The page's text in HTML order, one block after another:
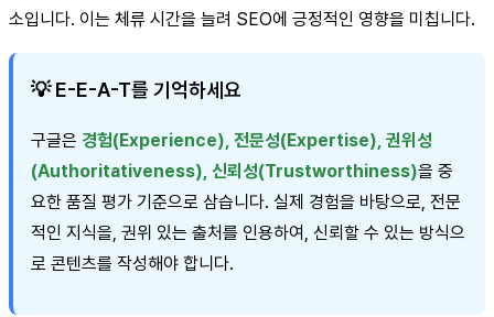
소입니다. 이는 체류 시간을 늘려 SEO에 긍정적인 영향을 미칩니다.
💡 E-E-A-T를 기억하세요
구글은 경험(Experience), 전문성(Expertise), 권위성
(Authoritativeness), 신뢰성(Trustworthiness)을 중
요한 품질 평가 기준으로 삼습니다. 실제 경험을 바탕으로, 전문
적인 지식을, 권위 있는 출처를 인용하여, 신뢰할 수 있는 방식으
로 콘텐츠를 작성해야 합니다.